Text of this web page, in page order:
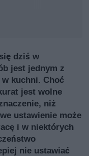
dziś w
jest jednym z
kuchni. Choć
jest wolne
niż
ustawienie może
i w niektórych
nie ustawiać